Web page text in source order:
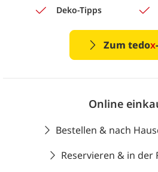
Deko-Tipps
Zum tedox
Online
Bestellen & nach
Reservieren & in der